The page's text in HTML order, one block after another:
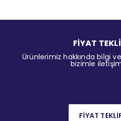
FİYAT
Ürünlerimiz hakkında bilgi
bizimle
FİYAT